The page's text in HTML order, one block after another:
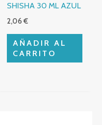
SHISHA 30 ML AZUL
2,06€
AÑADIR AL
CARRITO